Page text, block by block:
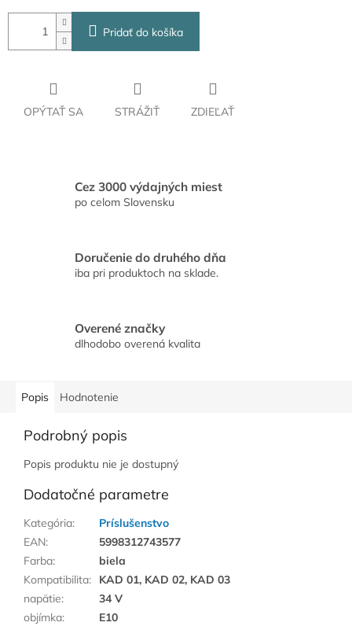
Pridať do košíka
OPÝTAŤ SA STRÁŽIŤ ZDIEĽAŤ
Cez 3000 výdajných miest
po celom Slovensku
Doručenie do druhého dňa
iba pri produktoch na sklade.
Overené značky
dlhodobo overená kvalita
Popis Hodnotenie
Podrobný popis
Popis produktu nie je dostupný
Dodatočné parametre
Kategória:
Príslušenstvo
EAN:
5998312743577
Farba:
biela
Kompatibilita:
KAD 01, KAD 02, KAD 03
napätie:
34 V
objímka:
E10